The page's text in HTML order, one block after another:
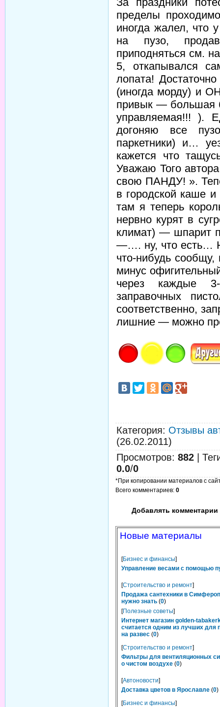
пределы
иногда жалел, что
на пузо,
приподняться см.
5, откапывался
лопата!
(иногда морду) и
привык — большая
управляемая!!! ).
догоняю все
паркетники) и…
кажется что
Уважаю Того
свою ПАНДУ! ».
в городской каше
там я теперь
нервно курят в
климат) — шпарит
—…. ну, что есть…
что-нибудь
минус
через каждые
заправочных
соответственно,
лишние — можно
Категория: Отзывы
(26.02.2011)
Просмотров: 882
0.0/0
*При копировании материалов с
Всего комментариев: 0
Добавлять комментарии
Новые материалы
[Бизнес и финансы]
Управление весами с помощью
[Строительство и ремонт]
Продажа сантехники в
нужно знать (0)
[Полезные советы]
Интернет магазин golden-
считается одним из лучших для
на развес (0)
[Строительство и ремонт]
Фильтры для вентиляционных
о чистом воздухе (0)
[Автоновости]
Доставка цветов в Ярославле (0)
[Бизнес и финансы]